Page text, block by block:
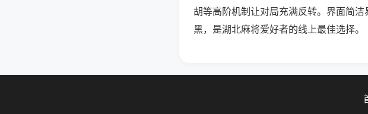
胡等高阶机制让对局充满反转。界面简
黑，是湖北麻将爱好者的线上最佳选择。